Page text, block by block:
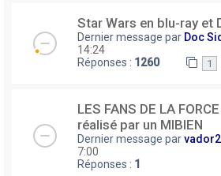
Star Wars en blu-ray et
Dernier message par Doc
14:24
Réponses : 1260 1
LES FANS DE LA
réalisé par un MIBIEN
Dernier message par
7:00
Réponses : 1